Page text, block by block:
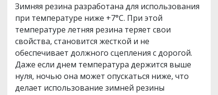
Зимняя резина разработана для использования
при температуре ниже +7°C. При этой
температуре летняя резина теряет свои
свойства, становится жесткой и не
обеспечивает должного сцепления с дорогой.
Даже если днем температура держится выше
нуля, ночью она может опускаться ниже, что
делает использование зимней резины